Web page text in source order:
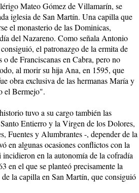
Mateo Gómez de Villamarín, se
iglesia de San Martín. Una capilla que
el monasterio de las Dominicas,
del Nazareno. Como señala Antonio
el patronazgo de la ermita de
de Franciscanas en Cabra, pero no
al morir su hija Ana, en 1595, que
obra exclusiva de las hermanas María y
el Bermejo".
tuvo a su cargo también las
Entierro y la Virgen de los Dolores,
Fuentes y Alumbrantes -, depender de la
en algunas ocasiones conflictos con la
en la autonomía de la cofradía
en el que se planteó precisamente la
la capilla en San Martín, que consiguió